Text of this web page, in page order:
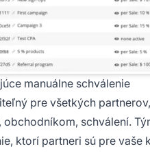
manuálne schválenie
pre všetkých
obchodníkom, schválení.
ktorí partneri sú pre